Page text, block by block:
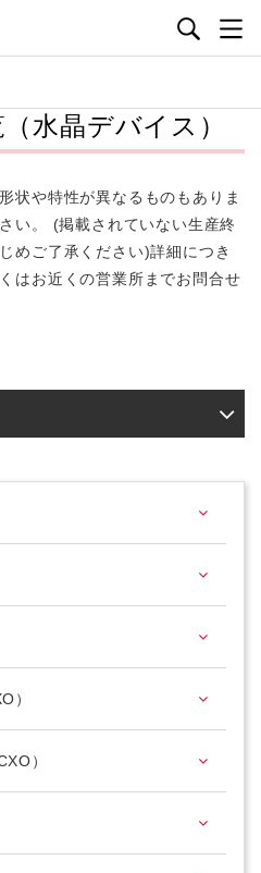
水晶デバイス）
状や特性が異なるものもありま
い。 (掲載されていない生産終
めご了承ください)詳細につき
はお近くの営業所までお問合せ
）
）